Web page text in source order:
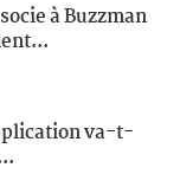
à Buzzman
va-t-